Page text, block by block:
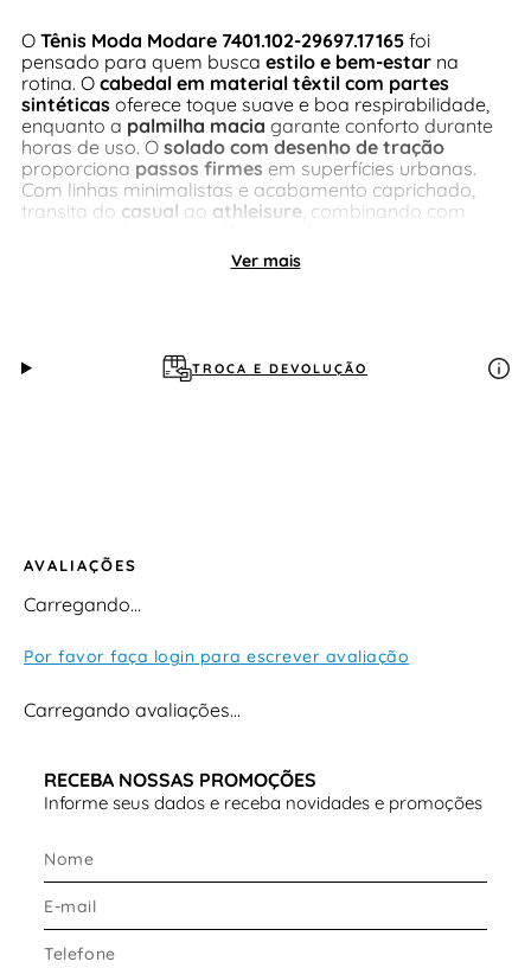
O Tênis Moda Modare 7401.102-29697.17165 foi
pensado para quem busca estilo e bem-estar na
rotina. O cabedal em material têxtil com partes
sintéticas oferece toque suave e boa respirabilidade,
enquanto a palmilha macia garante conforto durante
horas de uso. O solado com desenho de tração
proporciona passos firmes em superfícies urbanas.
Com linhas minimalistas e acabamento caprichado,
transita do casual ao athleisure, combinando com
Cabedal: têxtil com detalhes sintéticos
Forro: têxtil
Fechamento
Ver mais
TROCA E DEVOLUÇÃO
AVALIAÇÕES
Carregando…
Por favor faça login para escrever avaliação
Carregando avaliações…
RECEBA NOSSAS PROMOÇÕES
Informe seus dados e receba novidades e promoções